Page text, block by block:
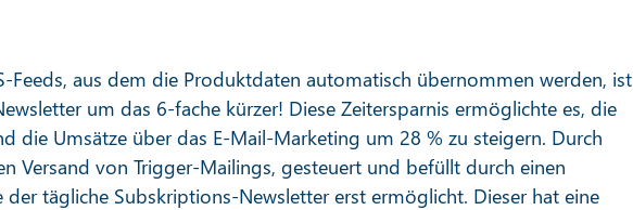
Feeds, aus dem die Produktdaten automatisch übernommen werden, ist
um das 6-fache kürzer! Diese Zeitersparnis ermöglichte es, die
die Umsätze über das E-Mail-Marketing um 28 % zu steigern. Durch
Versand von Trigger-Mailings, gesteuert und befüllt durch einen
der tägliche Subskriptions-Newsletter erst ermöglicht. Dieser hat eine